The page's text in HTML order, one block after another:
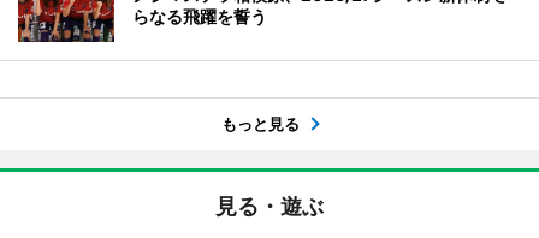
らなる飛躍を誓う
もっと見る
見る・遊ぶ